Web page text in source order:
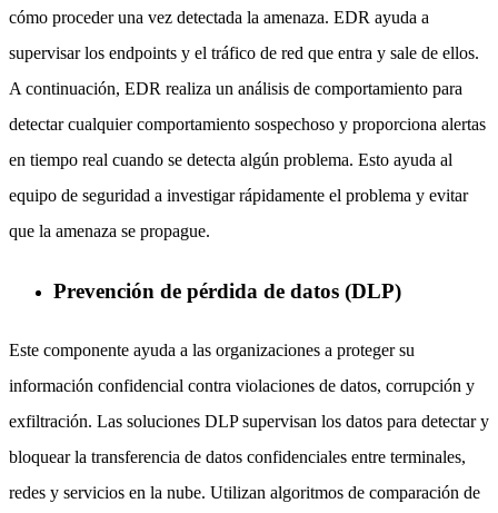
cómo proceder una vez detectada la amenaza. EDR ayuda a
supervisar los endpoints y el tráfico de red que entra y sale de ellos.
A continuación, EDR realiza un análisis de comportamiento para
detectar cualquier comportamiento sospechoso y proporciona alertas
en tiempo real cuando se detecta algún problema. Esto ayuda al
equipo de seguridad a investigar rápidamente el problema y evitar
que la amenaza se propague.
Prevención de pérdida de datos (DLP)
Este componente ayuda a las organizaciones a proteger su
información confidencial contra violaciones de datos, corrupción y
exfiltración. Las soluciones DLP supervisan los datos para detectar y
bloquear la transferencia de datos confidenciales entre terminales,
redes y servicios en la nube. Utilizan algoritmos de comparación de